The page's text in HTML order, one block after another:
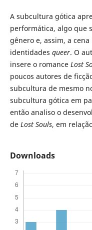
A subcultura gótica
performática, algo que
gênero e, assim, a
identidades queer. O
insere o romance Lost
poucos autores de
subcultura de mesmo
subcultura gótica em
então analiso o
deLost Souls, em
Downloads